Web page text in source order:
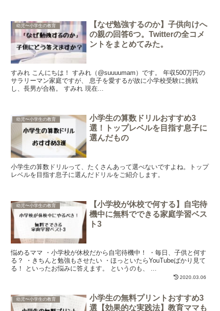
幼児〜小学生の教育
【なぜ勉強するのか】子供向けへ
の親の回答6つ。Twitterの全コメ
ントをまとめてみた。
すみれ こんにちは！ すみれ（@suuuumam）です。 年収500万円の
サラリーマン家庭ですが、 息子を愛するが故に小学校受験に挑戦
し、長男が合格。 すみれ 現在...
幼児〜小学生の教育
小学生の算数ドリルおすすめ3
選！トップレベルを目指す息子に
選んだもの
小学生の算数ドリルって、たくさんあって選べないですよね。トップ
レベルを目指す息子に選んだドリルをご紹介します。
幼児〜小学生の教育
【小学校が休校で何する】自宅待
機中に無料でできる家庭学習ベス
ト3
悩めるママ ・小学校が休校だから自宅待機中！ ・毎日、子供と何す
る？ ・きちんと勉強もさせたい ・ほっといたらYouTubeばかり見て
る！ といったお悩みに答えます。 というのも、 ...
2020.03.06
幼児〜小学生の教育
小学生の無料プリントおすすめ3
選【効果的な実践法】教育ママも